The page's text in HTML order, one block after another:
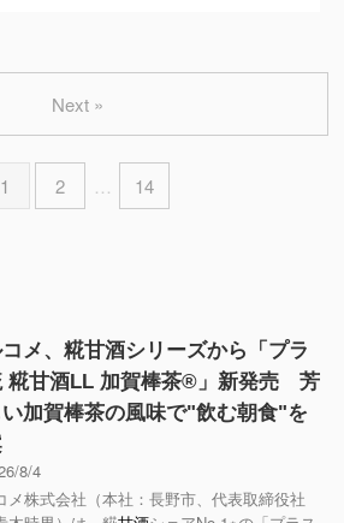
1 2 … 14
Next »
メ、糀甘酒シリーズから「プラ
糀甘酒LL 加賀棒茶®」新発売 芳
加賀棒茶の風味で"飲む朝食"を
8/4
メ株式会社（本社：長野市、代表取締役社